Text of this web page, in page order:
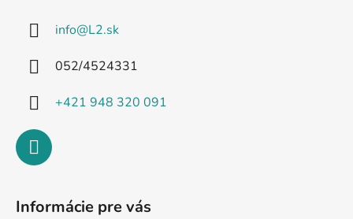
info@L2.sk
052/4524331
+421 948 320 091
Informácie pre vás